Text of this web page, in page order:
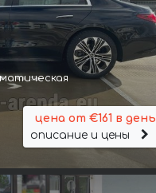
цена от €161 в день
описание и цены